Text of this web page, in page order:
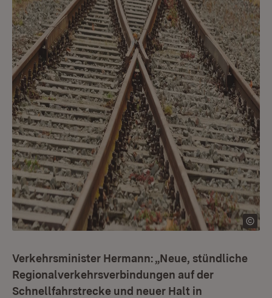
Verkehrsminister Hermann: „Neue, stündliche
Regionalverkehrsverbindungen auf der
Schnellfahrstrecke und neuer Halt in